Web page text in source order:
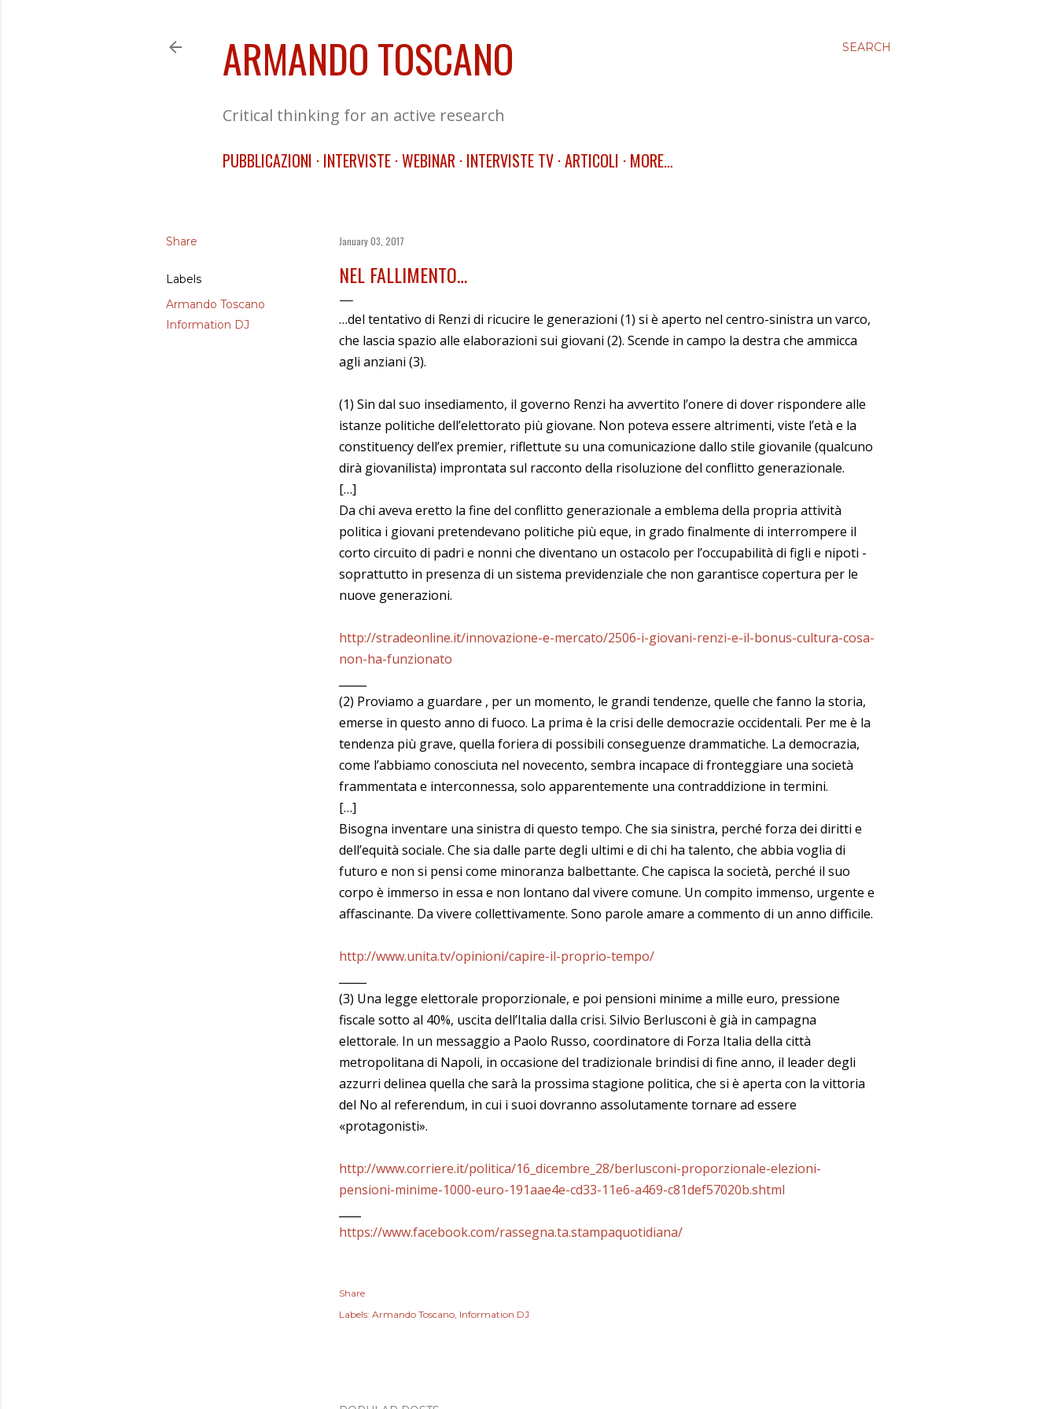
SEARCH
ARMANDO TOSCANO
Critical thinking for an active research
PUBBLICAZIONI INTERVISTE WEBINAR INTERVISTE TV ARTICOLI MORE…
Share
Labels
Armando Toscano
Information DJ
January 03, 2017
NEL FALLIMENTO…
…del tentativo di Renzi di ricucire le generazioni (1) si è aperto nel centro-sinistra un varco,
che lascia spazio alle elaborazioni sui giovani (2). Scende in campo la destra che ammicca
agli anziani (3).
(1) Sin dal suo insediamento, il governo Renzi ha avvertito l’onere di dover rispondere alle
istanze politiche dell’elettorato più giovane. Non poteva essere altrimenti, viste l’età e la
constituency dell’ex premier, riflettute su una comunicazione dallo stile giovanile (qualcuno
dirà giovanilista) improntata sul racconto della risoluzione del conflitto generazionale.
[…]
Da chi aveva eretto la fine del conflitto generazionale a emblema della propria attività
politica i giovani pretendevano politiche più eque, in grado finalmente di interrompere il
corto circuito di padri e nonni che diventano un ostacolo per l’occupabilità di figli e nipoti -
soprattutto in presenza di un sistema previdenziale che non garantisce copertura per le
nuove generazioni.
http://stradeonline.it/innovazione-e-mercato/2506-i-giovani-renzi-e-il-bonus-cultura-cosa-
non-ha-funzionato
(2) Proviamo a guardare , per un momento, le grandi tendenze, quelle che fanno la storia,
emerse in questo anno di fuoco. La prima è la crisi delle democrazie occidentali. Per me è la
tendenza più grave, quella foriera di possibili conseguenze drammatiche. La democrazia,
come l’abbiamo conosciuta nel novecento, sembra incapace di fronteggiare una società
frammentata e interconnessa, solo apparentemente una contraddizione in termini.
[…]
Bisogna inventare una sinistra di questo tempo. Che sia sinistra, perché forza dei diritti e
dell’equità sociale. Che sia dalle parte degli ultimi e di chi ha talento, che abbia voglia di
futuro e non si pensi come minoranza balbettante. Che capisca la società, perché il suo
corpo è immerso in essa e non lontano dal vivere comune. Un compito immenso, urgente e
affascinante. Da vivere collettivamente. Sono parole amare a commento di un anno difficile.
http://www.unita.tv/opinioni/capire-il-proprio-tempo/
(3) Una legge elettorale proporzionale, e poi pensioni minime a mille euro, pressione
fiscale sotto al 40%, uscita dell’Italia dalla crisi. Silvio Berlusconi è già in campagna
elettorale. In un messaggio a Paolo Russo, coordinatore di Forza Italia della città
metropolitana di Napoli, in occasione del tradizionale brindisi di fine anno, il leader degli
azzurri delinea quella che sarà la prossima stagione politica, che si è aperta con la vittoria
del No al referendum, in cui i suoi dovranno assolutamente tornare ad essere
«protagonisti».
http://www.corriere.it/politica/16_dicembre_28/berlusconi-proporzionale-elezioni-
pensioni-minime-1000-euro-191aae4e-cd33-11e6-a469-c81def57020b.shtml
https://www.facebook.com/rassegna.ta.stampaquotidiana/
Share
Labels: Armando Toscano Information DJ